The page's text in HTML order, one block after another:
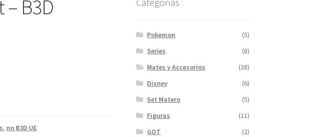
– B3D
, no B3D UE
Pokemon
(5)
Series
(8)
Mates y Accesorios
(38)
Disney
(6)
Set Matero
(5)
Figuras
(11)
GOT
(2)